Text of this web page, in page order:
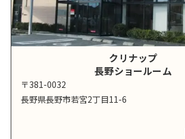
クリナップ
長野ショールーム
〒381-0032
長野県長野市若宮2丁目11-6